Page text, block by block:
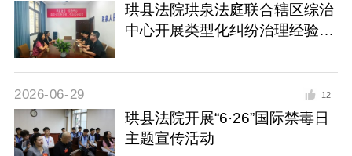
珙县法院珙泉法庭联合辖区综治
中心开展类型化纠纷治理经验交
2026-06-29 12
珙县法院开展“6·26”国际禁毒日
主题宣传活动